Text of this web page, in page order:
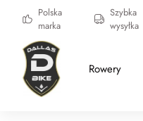
Polska
marka
Szybka
wysyłka
Rowery